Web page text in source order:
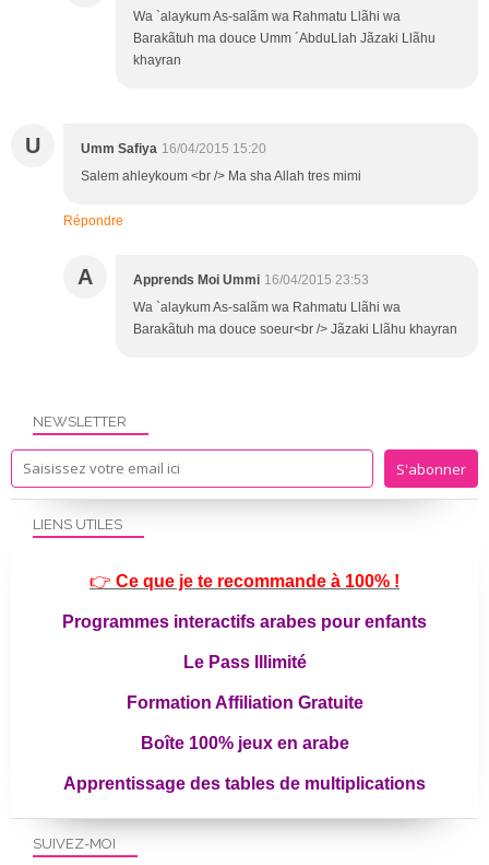
Wa `alaykum As-salãm wa Rahmatu Llãhi wa
Barakãtuh ma douce Umm ´AbduLlah Jãzaki Llãhu
khayran
U Umm Safiya 16/04/2015 15:20
Salem ahleykoum <br /> Ma sha Allah tres mimi
Répondre
A Apprends Moi Ummi 16/04/2015 23:53
Wa `alaykum As-salãm wa Rahmatu Llãhi wa
Barakãtuh ma douce soeur<br /> Jãzaki Llãhu khayran
NEWSLETTER
SUIVEZ-MOI
LIENS UTILES
👉 Ce que je te recommande à 100% !
Programmes interactifs arabes pour enfants
Le Pass Illimité
Formation Affiliation Gratuite
Boîte 100% jeux en arabe
Apprentissage des tables de multiplications